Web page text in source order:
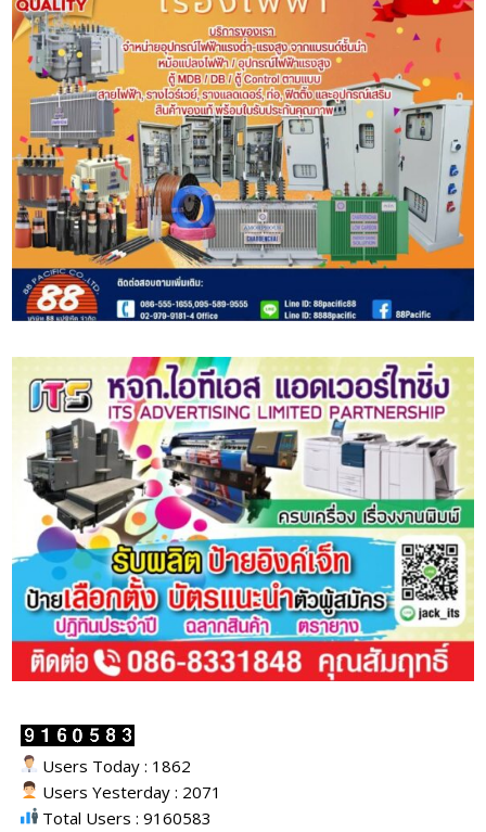
Users Today : 1862
Users Yesterday : 2071
Total Users : 9160583